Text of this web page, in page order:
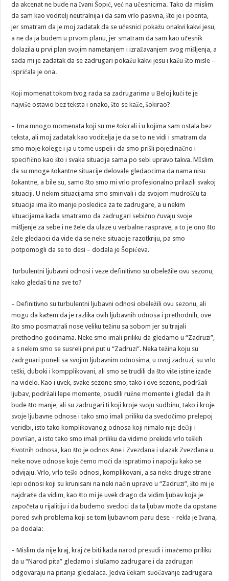
da akcenat ne bude na Ivani Šopić, već na učesnicima. Tako da mislim
da sam kao voditelj neutralnija i da sam vrlo pasivna, što je i poenta,
jer smatram da je moj zadatak da se učesnici pokažu onakvi kakvi jesu,
a ne da ja budem u prvom planu, jer smatram da sam kao učesnik
dolazila u prvi plan svojim nametanjem i izražavanjem svog mišljenja, a
sada mi je zadatak da se zadrugari pokažu kakvi jesu i kažu što misle –
ispričala je ona.
Koji momenat tokom tvog rada sa zadrugarima u Beloj kući te je
najviše ostavio bez teksta i onako, što se kaže, šokirao?
– Ima mnogo momenata koji su me šokirali i u kojima sam ostala bez
teksta, ali moj zadatak kao voditelja je da se to ne vidi i smatram da
smo moje kolege i ja u tome uspeli i da smo prišli pojedinačno i
specifično kao što i svaka situacija sama po sebi upravo takva. MIslim
da su mnoge šokantne situacije delovale gledaocima da nama nisu
šokantne, a bile su, samo što smo mi vrlo profesionalno prilazili svakoj
situaciji. U nekim situacijama smo smirivali i da svojom mudrošću ta
situacija ima što manje posledica za te zadrugare, a u nekim
situacijama kada smatramo da zadrugari sebično čuvaju svoje
mišljenje za sebe i ne žele da ulaze u verbalne rasprave, a to je ono što
žele gledaoci da vide da se neke situacije razotkriju, pa smo
potpomogli da se to desi – dodala je Šopićeva.
Turbulentni ljubavni odnosi i veze definitivno su obeležile ovu sezonu,
kako gledaš ti na sve to?
– Definitivno su turbulentni ljubavni odnosi obeležili ovu sezonu, ali
mogu da kažem da je razlika ovih ljubavnih odnosa i prethodnih, ove
što smo posmatrali nose veliku težinu sa sobom jer su trajali
prethodno godinama. Neke smo imali priliku da gledamo u “Zadruzi”,
a s nekim smo se susreli prvi put u “Zadruzi”. Neka težina koju su
zadrguari poneli sa svojim ljubavnim odnosima, u ovoj zadruzi, su vrlo
teški, duboki i kompplikovani, ali smo se trudili da što više istine izađe
na videlo. Kao i uvek, svake sezone smo, tako i ove sezone, podržali
ljubav, podržali lepe momente, osudili ružne momente i gledali da ih
bude što manje, ali su zadrugari ti koji kroje svoju sudbinu, tako i kroje
svoje ljubavne odnose i tako smo imali priliku da svedočimo prelepoj
veridbi, isto tako komplikovanog odnosa koji nimalo nije dečiji i
površan, a isto tako smo imali priliku da vidimo prekide vrlo teških
životnih odnosa, kao što je odnos Ane i Zvezdana i ulazak Zvezdana u
neke nove odnose koje ćemo moći da ispratimo i napolju kako se
odvijaju. Vrlo, vrlo teški odnosi, komplikovani, a sa neke druge strane
lepi odnosi koji su krunisani na neki način upravo u “Zadruzi”, što mi je
najdraže da vidim, kao što mi je uvek drago da vidim ljubav koja je
započeta u rijalitiju i da budemo svedoci da ta ljubav može da opstane
pored svih problema koji se tom ljubavnom paru dese – rekla je Ivana,
pa dodala:
– Mislim da nije kraj, kraj će biti kada narod presudi i imaćemo priliku
da u “Narod pita” gledamo i slušamo zadrugare i da zadrugari
odgovaraju na pitanja gledalaca. Jedva čekam suočavanje zadrugara